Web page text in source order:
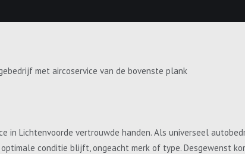
met aircoservice van de bovenste plank
in Lichtenvoorde vertrouwde handen. Als universeel
conditie blijft, ongeacht merk of type. Desgewenst